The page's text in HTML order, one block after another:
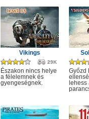
Vikings
29K
Északon nincs helye
a félelemnek és
gyengeségnek.
Győzd